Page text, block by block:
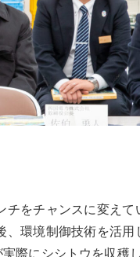
をチャンスに変え
環境制御技術を活
際にシシトウを収穫